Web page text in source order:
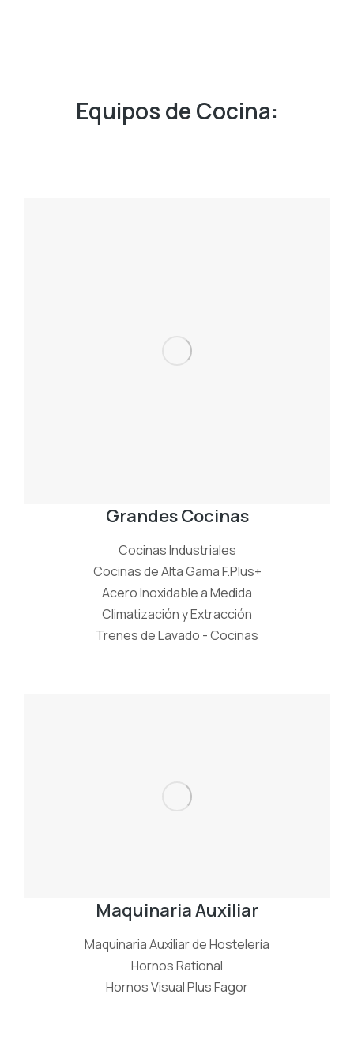
Equipos de Cocina:
Grandes Cocinas
Cocinas Industriales
Cocinas de Alta Gama F.Plus+
Acero Inoxidable a Medida
Climatización y Extracción
Trenes de Lavado - Cocinas
Maquinaria Auxiliar
Maquinaria Auxiliar de Hostelería
Hornos Rational
Hornos Visual Plus Fagor